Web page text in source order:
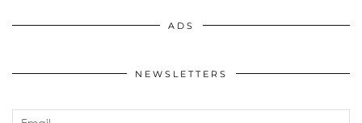
ADS
NEWSLETTERS